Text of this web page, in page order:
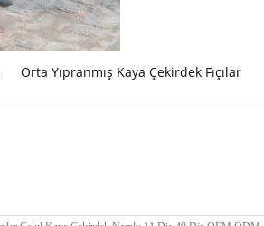
Orta Yıpranmış Kaya Çekirdek Fıçılar